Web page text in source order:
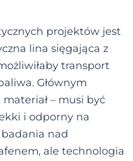
projektów jest
lina sięgająca z
transport
Głównym
– musi być
i odporny na
nad
ale technologia